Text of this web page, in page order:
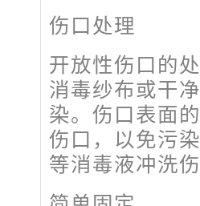
伤口处理
开放性伤口的
消毒纱布或干
染。伤口表面
伤口，以免污
等消毒液冲洗